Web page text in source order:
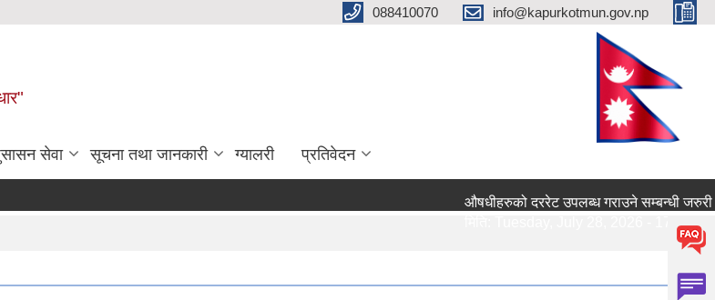
088410070 info@kapurkotmun.gov.np
सेवा सूचना तथा जानकारी ग्यालरी प्रतिवेदन
औषधीहरुको दररेट उपलब्ध गराउने सम्बन्धी जरुरी सूचना।